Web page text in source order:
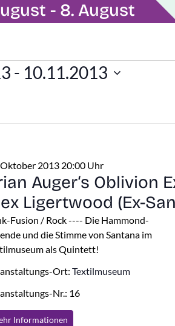
- 8. August
- 10.11.2013
2013 20:00 Uhr
Auger‘s Oblivion
Ligertwood (Ex-
Fusion / Rock ---- Die Hammond-
und die Stimme von Santana im
als Quintett!
Ort:Textilmuseum
Nr.: 16
Informationen